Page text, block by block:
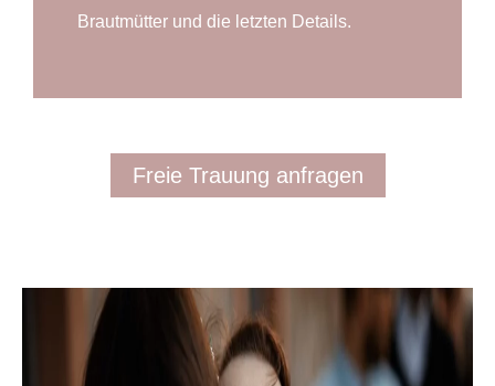
Brautmütter und die letzten Details.
Freie Trauung anfragen